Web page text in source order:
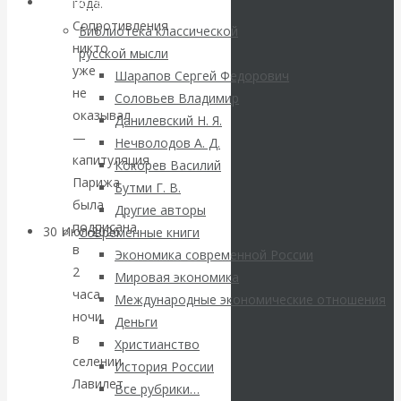
Библиотека классической
русской мысли
Шарапов Сергей Федорович
Соловьев Владимир
Данилевский Н. Я.
Нечволодов А. Д.
Кокорев Василий
Бутми Г. В.
Другие авторы
Современные книги
Экономика современной России
Мировая экономика
Международные экономические отношения
Деньги
Христианство
История России
Все рубрики…
ВАлентин
Катасонов.
Саммит НАТО в
Турции: Drang
nach Osten
30 Июл 2026Банки
Валентин
Катасонов. Кто
определяет
Сопротивления
никто
уже
не
оказывал
—
капитуляция
Парижа
была
подписана
в
2
часа
ночи
в
селении
Лавилет.